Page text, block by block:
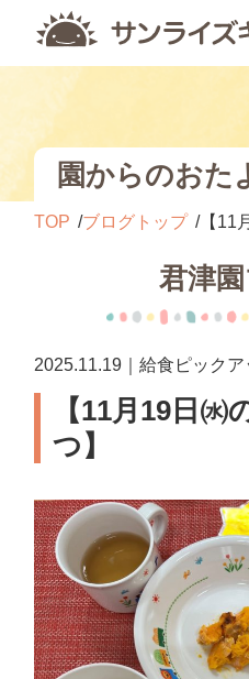
園からのおた
TOP ブログトップ 【11
君津
2025.11.19｜給食ピックア
【11月19日㈬
つ】